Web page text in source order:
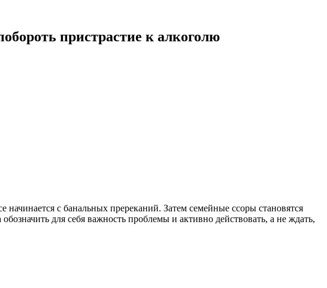
пристрастие к алкоголю
с банальных пререканий. Затем семейные ссоры становятся
для себя важность проблемы и активно действовать, а не ждать,